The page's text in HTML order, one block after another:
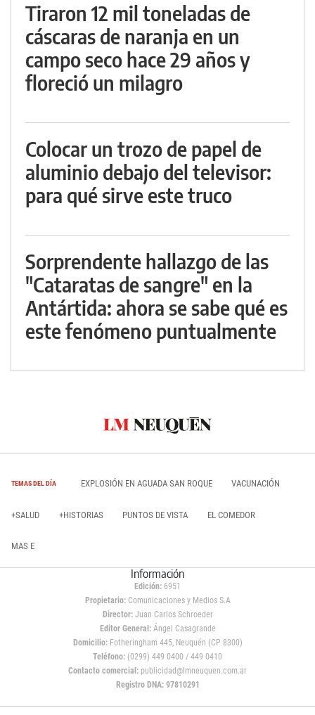
Tiraron 12 mil toneladas de
cáscaras de naranja en un
campo seco hace 29 años y
floreció un milagro
Colocar un trozo de papel de
aluminio debajo del televisor:
para qué sirve este truco
Sorprendente hallazgo de las
"Cataratas de sangre" en la
Antártida: ahora se sabe qué es
este fenómeno puntualmente
TEMAS DEL DÍA EXPLOSIÓN EN AGUADA SAN ROQUE VACUNACIÓN
+SALUD +HISTORIAS PUNTOS DE VISTA EL COMEDOR
MAS E
Información
Edición: 6951
Propietario:Comunicaciones y Medios S.A
Director: Juan Carlos Schroeder
Editor General:Ángel Casagrande
Domicilio:Fotheringham 445, Neuquén (CP 8300)
Teléfono: (0299) 449 0400 / 449 0410
Contacto comercial: publicidad@lmneuquen.com.ar
Registro DNA: 97810291